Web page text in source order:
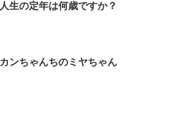
人生の定年は何歳ですか？
カンちゃんちのミヤちゃん